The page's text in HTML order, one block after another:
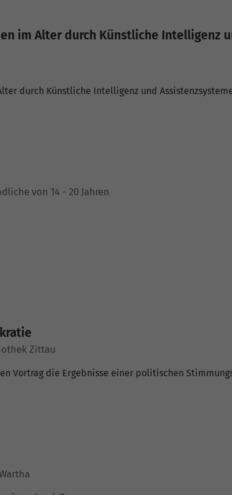
im Alter durch Künstliche Intelligenz
durch Künstliche Intelligenz und
von 14 - 20 Jahren
Zittau
Vortrag die Ergebnisse einer politischen